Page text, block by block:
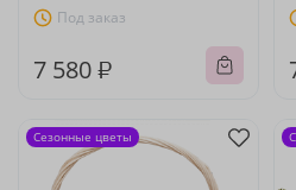
Под заказ
7 580 ₽
Сезонные цветы